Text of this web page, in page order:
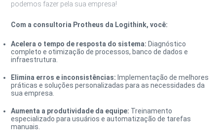
podemos fazer pela sua empresa!
Com a consultoria Protheus da Logithink, você:
Acelera o tempo de resposta do sistema: Diagnóstico
completo e otimização de processos, banco de dados e
infraestrutura.
Elimina erros e inconsistências: Implementação de melhores
práticas e soluções personalizadas para as necessidades da
sua empresa.
Aumenta a produtividade da equipe: Treinamento
especializado para usuários e automatização de tarefas
manuais.